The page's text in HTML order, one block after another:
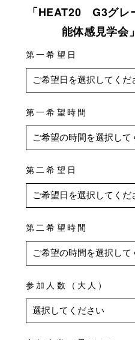
「HEAT20 G3グ
能体感見学会
第一希望日
第一希望時間
第二希望日
第二希望時間
参加人数（大人）